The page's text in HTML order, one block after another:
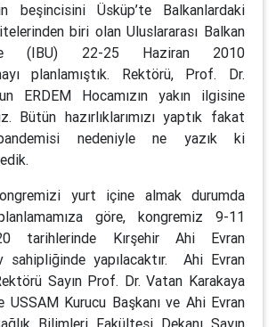
beşincisini Üsküp’te Balkanlardaki
biri olan Uluslararası Balkan
(IBU) 22-25 Haziran 2010
planlamıştık. Rektörü, Prof. Dr.
ERDEM Hocamızın yakın ilgisine
Bütün hazırlıklarımızı yaptık fakat
nedeniyle ne yazık ki
yurt içine almak durumda
göre, kongremiz 9-11
tarihlerinde Kırşehir Ahi Evran
sahipliğinde yapılacaktır. Ahi Evran
Sayın Prof. Dr. Vatan Karakaya
USSAM Kurucu Başkanı ve Ahi Evran
Bilimleri Fakültesi Dekanı Sayın